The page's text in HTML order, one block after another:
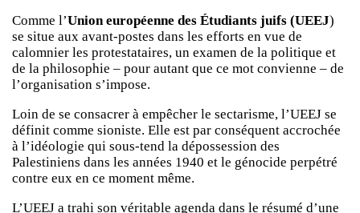
Comme l’Union européenne des Étudiants juifs (UEEJ)
se situe aux avant-postes dans les efforts en vue de
calomnier les protestataires, un examen de la politique et
de la philosophie – pour autant que ce mot convienne – de
l’organisation s’impose.
Loin de se consacrer à empêcher le sectarisme, l’UEEJ se
définit comme sioniste. Elle est par conséquent accrochée
à l’idéologie qui sous-tend la dépossession des
Palestiniens dans les années 1940 et le génocide perpétré
contre eux en ce moment même.
L’UEEJ a trahi son véritable agenda dans le résumé d’une